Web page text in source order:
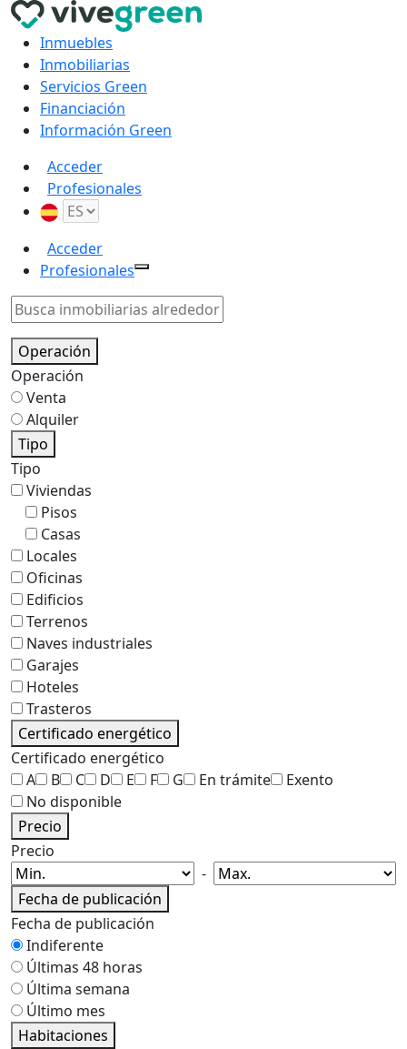
Inmuebles
Inmobiliarias
Servicios Green
Financiación
Información Green
Acceder
Profesionales
Acceder
Profesionales
Operación
Operación
Venta
Alquiler
Tipo
Tipo
Viviendas
Pisos
Casas
Locales
Oficinas
Edificios
Terrenos
Naves industriales
Garajes
Hoteles
Trasteros
Certificado energético
Certificado energético
A
B C D E F G En trámite
Exento
No disponible
Precio
Precio
-
Fecha de publicación
Fecha de publicación
Indiferente
Últimas 48 horas
Última semana
Último mes
Habitaciones